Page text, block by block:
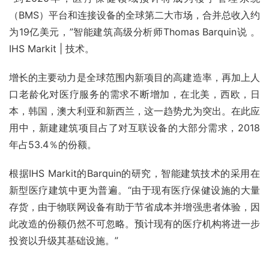
（BMS）平台和连接设备的全球第二大市场，合并总收入约
为19亿美元，”智能建筑高级分析师Thomas Barquin说 。
IHS Markit | 技术。
增长的主要动力是全球范围内新项目的高建造率，再加上人
口老龄化对医疗服务的需求不断增加，在北美，西欧，日
本，韩国，澳大利亚和新西兰，这一趋势尤为突出。在此应
用中，新建建筑项目占了对互联设备的大部分需求，2018
年占53.4％的份额。
根据IHS Markit的Barquin的研究，智能建筑技术的采用在
新型医疗建筑中更为普遍。“由于现有医疗保健设施的大量
存货，由于物联网设备有助于节省成本并增强患者体验，因
此改造的份额仍然不可忽略。预计现有的医疗机构将进一步
投资以升级其基础设施。”